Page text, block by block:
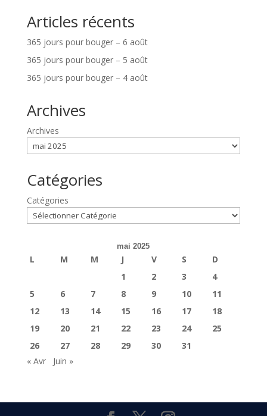
Articles récents
365 jours pour bouger – 6 août
365 jours pour bouger – 5 août
365 jours pour bouger – 4 août
Archives
Archives
Catégories
Catégories
mai 2025
L M M J V S
D
1
2 3
4
5
6 7 8 9 10
11
12
13 14 15 16 17
18
19
20 21 22 23 24
25
26
27 28 29 30
31
« Avr
Juin »